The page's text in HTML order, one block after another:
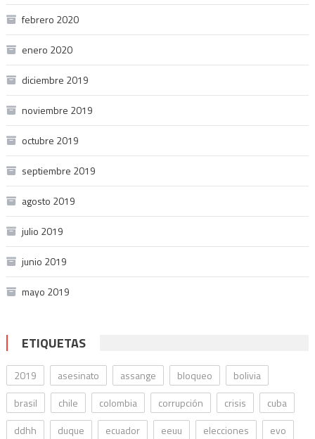
febrero 2020
enero 2020
diciembre 2019
noviembre 2019
octubre 2019
septiembre 2019
agosto 2019
julio 2019
junio 2019
mayo 2019
ETIQUETAS
2019 asesinato assange bloqueo
bolivia
brasil
chile colombia corrupción crisis
cuba
ddhh
duque ecuador eeuu elecciones evo